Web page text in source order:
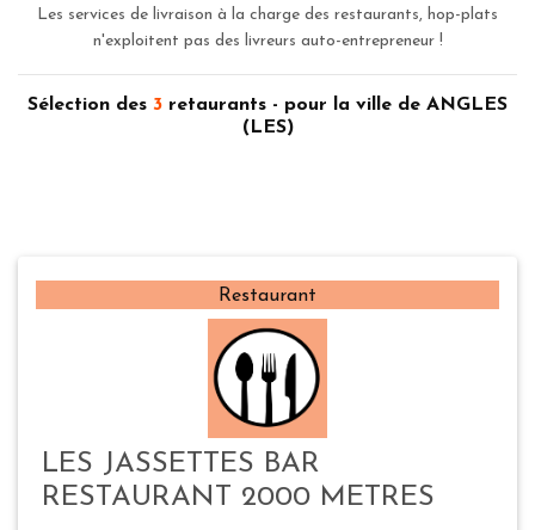
Les services de livraison à la charge des restaurants, hop-plats
n'exploitent pas des livreurs auto-entrepreneur !
Sélection des 3 retaurants - pour la ville de ANGLES
(LES)
Restaurant
LES JASSETTES BAR
RESTAURANT 2000 METRES